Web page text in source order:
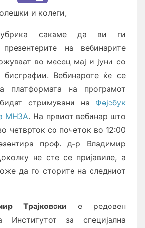
и колеги,
сакаме да ви ги
презентерите на вебинарите
во месец мај и јуни со
биографии. Вебинароте ќе се
платформата на програмот
стримувани на Фејсбук
МНЗА. На првиот вебинар што
четврток со почеток во 12:00
проф. д-р Владимир
не сте се пријавиле, а
да го сторите на следниот
Трајковски е редовен
Институтот за специјална